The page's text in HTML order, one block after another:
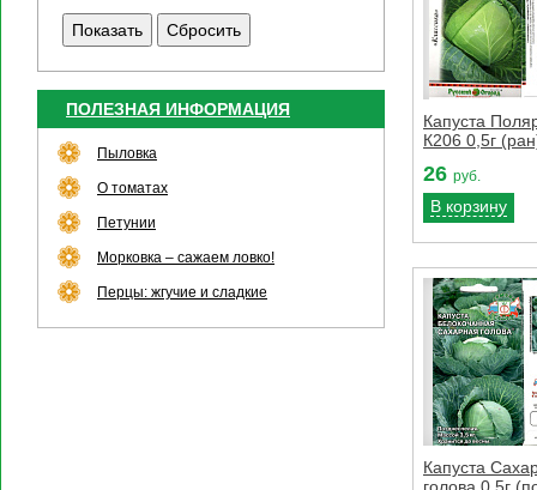
ПОЛЕЗНАЯ ИНФОРМАЦИЯ
Пыловка
О томатах
Петунии
Морковка – сажаем ловко!
Перцы: жгучие и сладкие
Капуста
К206 0,5г
26 руб.
В корзину
Капуста
голова 0,5г